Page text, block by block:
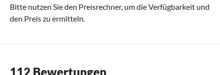
Bitte nutzen Sie den Preisrechner, um die Verfügbarkeit und
den Preis zu ermitteln.
112 Bewertungen